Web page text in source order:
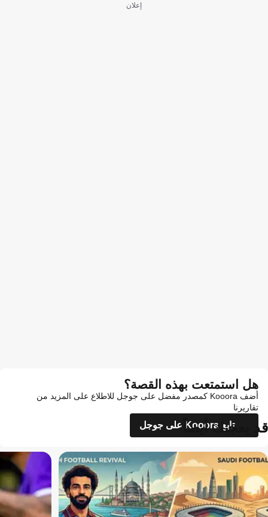
إعلان
هل استمتعت بهذه القصة؟
أضف Kooora كمصدر مفضل على جوجل للاطلاع على المزيد من
تقاريرنا
تابع Kooora على جوجل
قد يعجبك أيضاً